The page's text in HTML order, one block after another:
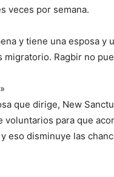
veces por semana.
y tiene una esposa
migratorio. Ragbir no
que dirige, New
voluntarios para que
eso disminuye las